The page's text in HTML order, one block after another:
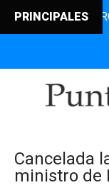
PRINCIPALES
Cancelada
ministro de